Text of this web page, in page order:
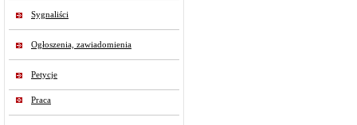
Sygnaliści
Ogłoszenia, zawiadomienia
Petycje
Praca